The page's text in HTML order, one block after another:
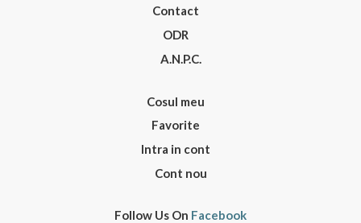
Contact
ODR
A.N.P.C.
Cosul meu
Favorite
Intra in cont
Cont nou
Follow Us On Facebook